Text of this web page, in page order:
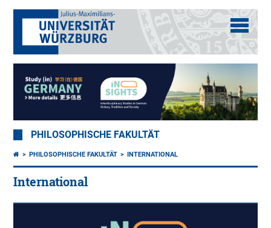
PHILOSOPHISCHE FAKULTÄT
PHILOSOPHISCHE FAKULTÄT INTERNATIONAL
International